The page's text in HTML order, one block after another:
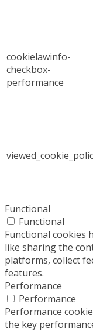
cookielawinfo-
checkbox-
performance
Functional
Functional
Functional cookies
like sharing the
platforms, collect
features.
Performance
Performance
Performance
the key